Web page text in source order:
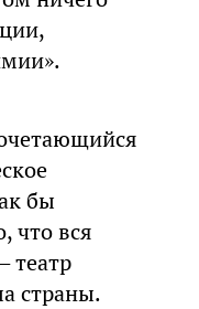
бы
что вся
театр
страны.